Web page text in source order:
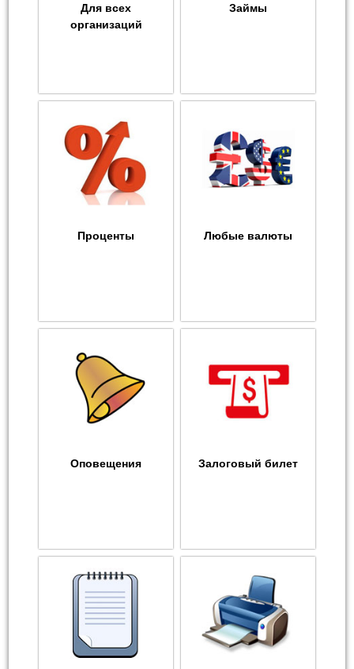
Для всех
организаций
Займы
Проценты Любые валюты
Оповещения Залоговый билет